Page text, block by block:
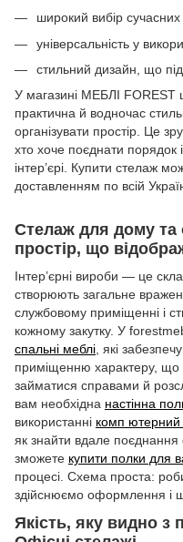
широкий вибір сучасних
універсальність у
стильний дизайн, що
У магазині МЕБЛІ FOREST
практична й водночас
організувати простір. Це
хто хоче поєднати порядок
інтер’єрі. Купити стелаж
доставленням по всій
Стелаж для дому та
простір, що
Інтер’єрні вироби — це
створюють загальне
службовому приміщенні і
кожному закутку. У
спальні меблі , які
приміщенню характеру,
займатися справами й
вам необхідна настінна
використанні комп ютерний
як знайти вдале поєднання
зможете купити полки для
процесі. Схема проста:
здійснюємо оформлення і
Якість, яку видно